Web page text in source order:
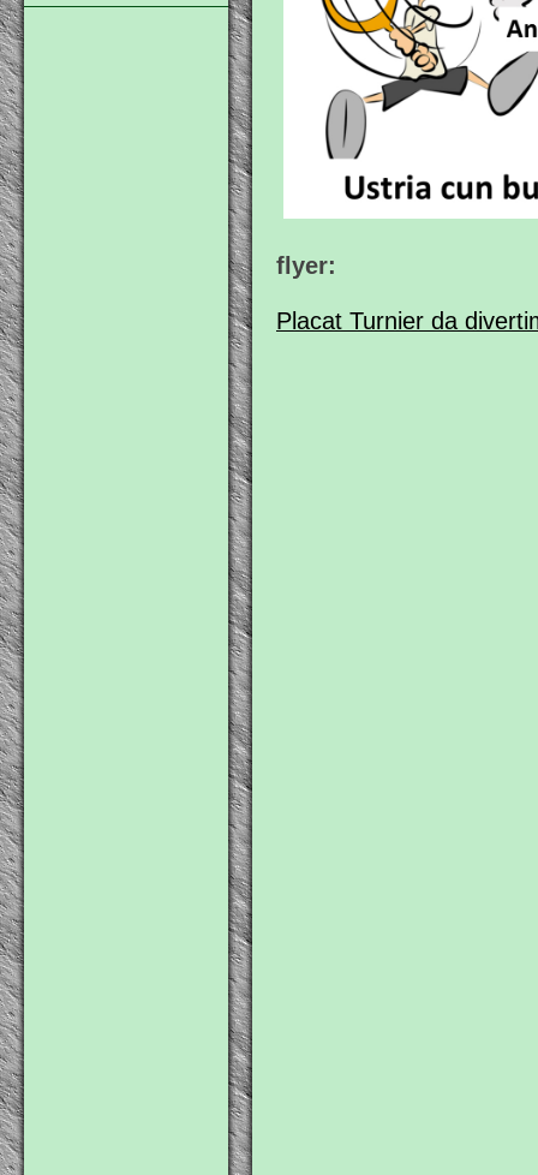
flyer:
Placat Turnier da